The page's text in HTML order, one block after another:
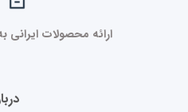
ارائه محصولات